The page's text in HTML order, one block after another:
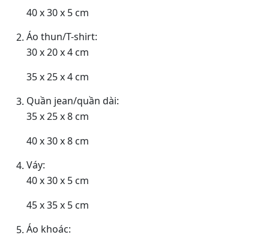
40 x 30 x 5 cm
Áo thun/T-shirt:
30 x 20 x 4 cm
35 x 25 x 4 cm
Quần jean/quần dài:
35 x 25 x 8 cm
40 x 30 x 8 cm
Váy:
40 x 30 x 5 cm
45 x 35 x 5 cm
Áo khoác: